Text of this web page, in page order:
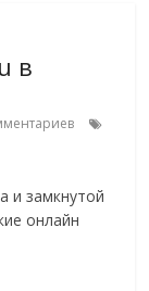
в
и замкнутой
онлайн